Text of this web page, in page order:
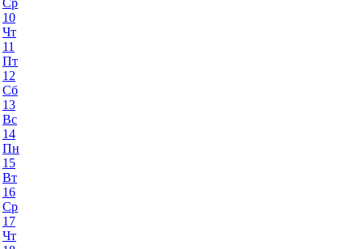
10
Чт
11
Пт
12
Сб
13
Вс
14
Пн
15
Вт
16
Ср
17
Чт